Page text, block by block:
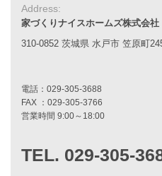
アフターメンテナンス
平屋をお考えの方へ
リフォームをお考えの方へ
施工事例一覧
家づくりストーリー
お客様の声
Address:
家づくりナイスホームズ株式会社
310-0852 茨城県 水戸市 笠原町